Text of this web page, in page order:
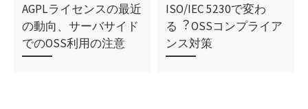
AGPLライセンスの最近
の動向、サーバサイド
でのOSS利用の注意
ISO/IEC 5230で変わ
る︖ OSSコンプライア
ンス対策